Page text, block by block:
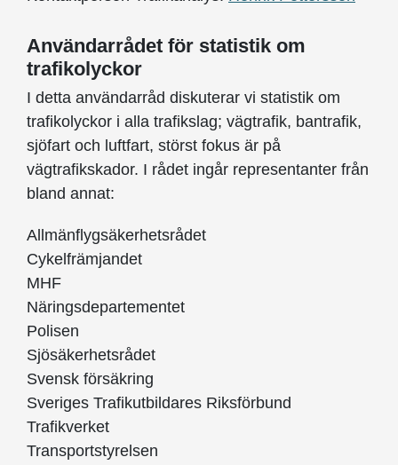
Användarrådet för statistik om
trafikolyckor
I detta användarråd diskuterar vi statistik om
trafikolyckor i alla trafikslag; vägtrafik, bantrafik,
sjöfart och luftfart, störst fokus är på
vägtrafikskador. I rådet ingår representanter från
bland annat:
Allmänflygsäkerhetsrådet
Cykelfrämjandet
MHF
Näringsdepartementet
Polisen
Sjösäkerhetsrådet
Svensk försäkring
Sveriges Trafikutbildares Riksförbund
Trafikverket
Transportstyrelsen